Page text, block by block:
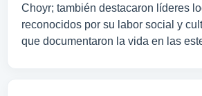
Choyr; también destacaron líderes
reconocidos por su labor social y
que documentaron la vida en las